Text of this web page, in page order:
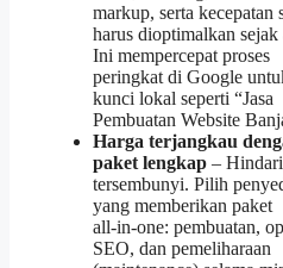
markup, serta kecepatan
harus dioptimalkan sejak
Ini mempercepat proses
peringkat di Google
kunci lokal seperti “Jasa
Pembuatan Website
Harga terjangkau
paket lengkap –
tersembunyi. Pilih
yang memberikan paket
all‑in‑one: pembuatan,
SEO, dan pemeliharaan